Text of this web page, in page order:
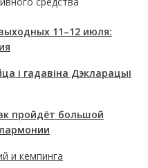
11–12 июля:
і гадавіна Дэкларацыі
пройдёт большой
и кемпинга